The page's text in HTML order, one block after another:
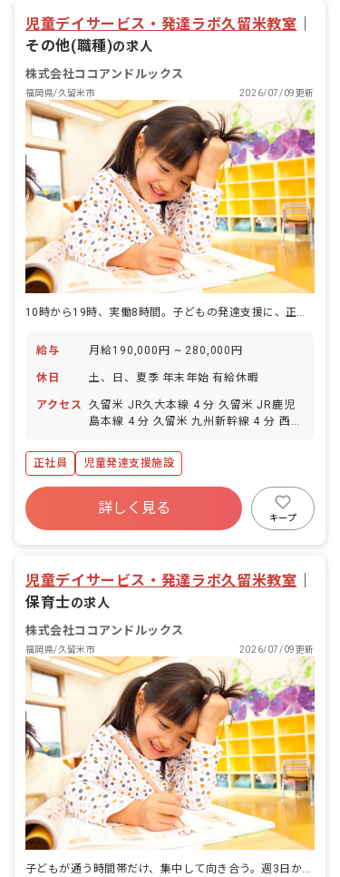
児童デイサービス・発達ラボ久留米教室
その他(職種)の求人
株式会社ココアンドルックス
福岡県/久留米市 2026/07/09更新
10時から19時、実働8時間。子どもの発達支援に、正社員としてじっくり向き合う仕事です。
給与 月給190,000円 ~ 280,000円
休日 土、日、夏季 年末年始 有給休暇
アクセス
久留米 JR久大本線 4 分 久留米 JR鹿児
島本線 4 分 久留米 九州新幹線 4 分 西鉄
鉄天神大牟田線 21 分
正社員 児童発達支援施設
詳しく見る
キープ
児童デイサービス・発達ラボ久留米教室
保育士の求人
株式会社ココアンドルックス
福岡県/久留米市 2026/07/09更新